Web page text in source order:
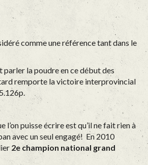
comme une référence tant dans le
parler la poudre en ce début des
remporte la victoire interprovincial
puisse écrire est qu’il ne fait rien à
avec un seul engagé! En 2010
2e champion national grand